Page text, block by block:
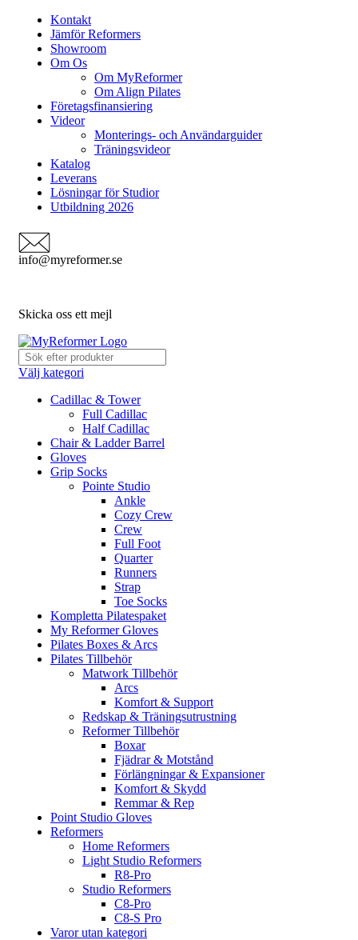
Kontakt
Jämför Reformers
Showroom
Om Os
Om MyReformer
Om Align Pilates
Företagsfinansiering
Videor
Monterings- och Användarguider
Träningsvideor
Katalog
Leverans
Lösningar för Studior
Utbildning 2026
info@myreformer.se
Skicka oss ett mejl
Välj kategori
Cadillac & Tower
Full Cadillac
Half Cadillac
Chair & Ladder Barrel
Gloves
Grip Socks
Pointe Studio
Ankle
Cozy Crew
Crew
Full Foot
Quarter
Runners
Strap
Toe Socks
Kompletta Pilatespaket
My Reformer Gloves
Pilates Boxes & Arcs
Pilates Tillbehör
Matwork Tillbehör
Arcs
Komfort & Support
Redskap & Träningsutrustning
Reformer Tillbehör
Boxar
Fjädrar & Motstånd
Förlängningar & Expansioner
Komfort & Skydd
Remmar & Rep
Point Studio Gloves
Reformers
Home Reformers
Light Studio Reformers
R8-Pro
Studio Reformers
C8-Pro
C8-S Pro
Varor utan kategori